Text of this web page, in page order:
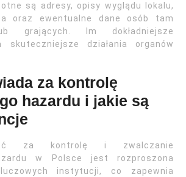
są adresy, opisy wyglądu lokalu,
oraz ewentualne dane osób tam
grających. Im dokładniejsze
skuteczniejsze działania organów
za kontrolę
hazardu i jakie są
za kontrolę i zwalczanie
w Polsce jest rozproszona
instytucji, co zapewnia